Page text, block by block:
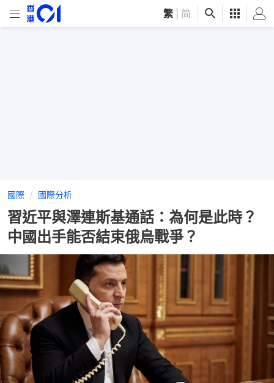
繁 简
國際 國際分析
習近平與澤連斯基通話：為何是此時？
中國出手能否結束俄烏戰爭？